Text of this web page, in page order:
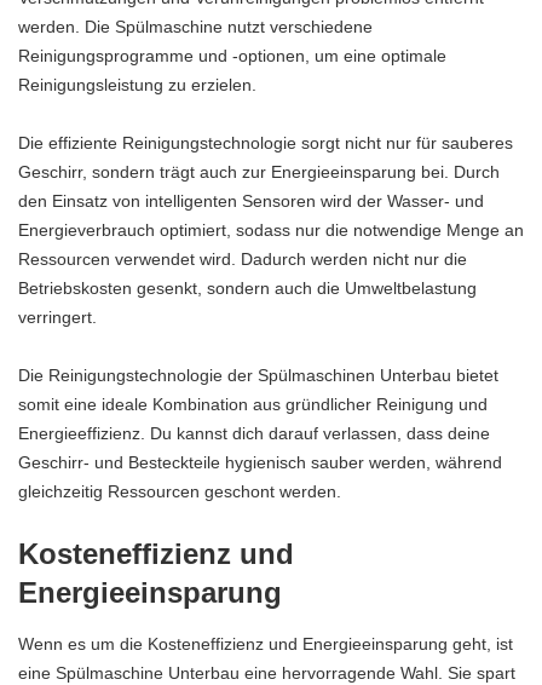
werden. Die Spülmaschine nutzt verschiedene
Reinigungsprogramme und -optionen, um eine optimale
Reinigungsleistung zu erzielen.
Die effiziente Reinigungstechnologie sorgt nicht nur für sauberes
Geschirr, sondern trägt auch zur Energieeinsparung bei. Durch
den Einsatz von intelligenten Sensoren wird der Wasser- und
Energieverbrauch optimiert, sodass nur die notwendige Menge an
Ressourcen verwendet wird. Dadurch werden nicht nur die
Betriebskosten gesenkt, sondern auch die Umweltbelastung
verringert.
Die Reinigungstechnologie der Spülmaschinen Unterbau bietet
somit eine ideale Kombination aus gründlicher Reinigung und
Energieeffizienz. Du kannst dich darauf verlassen, dass deine
Geschirr- und Besteckteile hygienisch sauber werden, während
gleichzeitig Ressourcen geschont werden.
Kosteneffizienz und
Energieeinsparung
Wenn es um die Kosteneffizienz und Energieeinsparung geht, ist
eine Spülmaschine Unterbau eine hervorragende Wahl. Sie spart